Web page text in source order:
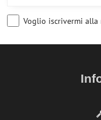
Voglio iscrivermi